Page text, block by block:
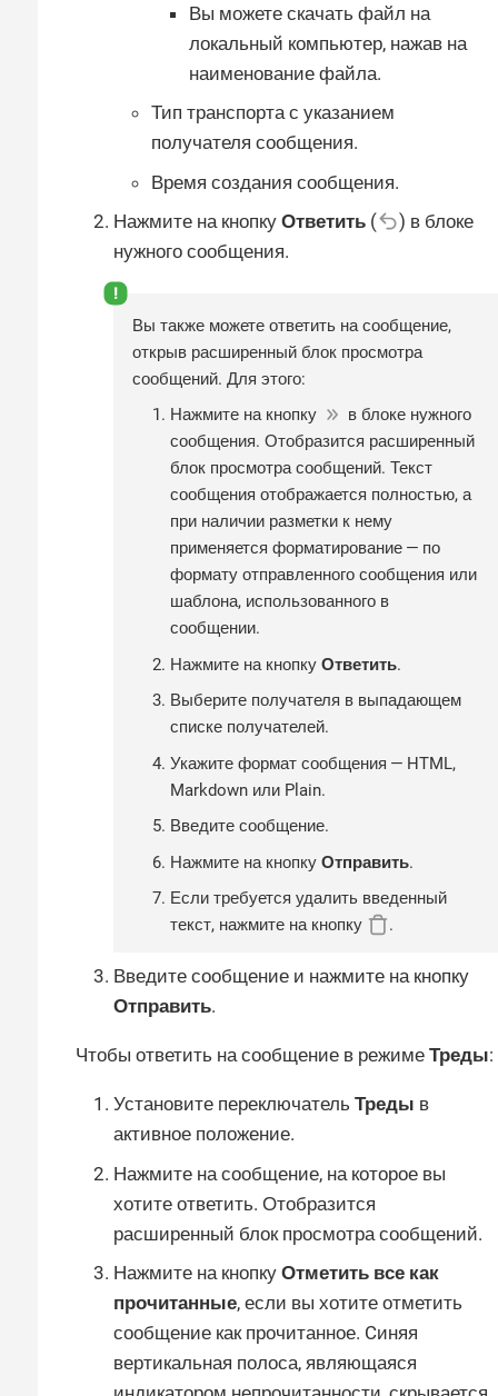
Вы можете скачать файл на
локальный компьютер, нажав на
наименование файла.
Тип транспорта с указанием
получателя сообщения.
Время создания сообщения.
Нажмите на кнопку Ответить (
) в блоке
нужного сообщения.
Вы также можете ответить на сообщение,
открыв расширенный блок просмотра
сообщений. Для этого:
Нажмите на кнопку
в блоке нужного
сообщения. Отобразится расширенный
блок просмотра сообщений. Текст
сообщения отображается полностью, а
при наличии разметки к нему
применяется форматирование — по
формату отправленного сообщения или
шаблона, использованного в
сообщении.
Нажмите на кнопку Ответить.
Выберите получателя в выпадающем
списке получателей.
Укажите формат сообщения — HTML,
Markdown или Plain.
Введите сообщение.
Нажмите на кнопку Отправить.
Если требуется удалить введенный
текст, нажмите на кнопку
.
Введите сообщение и нажмите на кнопку
Отправить.
Чтобы ответить на сообщение в режиме Треды:
Установите переключатель Треды в
активное положение.
Нажмите на сообщение, на которое вы
хотите ответить. Отобразится
расширенный блок просмотра сообщений.
Нажмите на кнопку Отметить все как
прочитанные, если вы хотите отметить
сообщение как прочитанное. Cиняя
вертикальная полоса, являющаяся